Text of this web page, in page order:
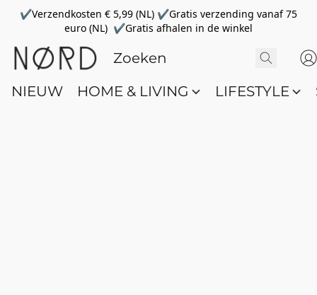
✔Verzendkosten € 5,99 (NL) ✔Gratis verzending vanaf 75
euro (NL) ✔Gratis afhalen in de winkel
NIEUW HOME & LIVING LIFESTYLE